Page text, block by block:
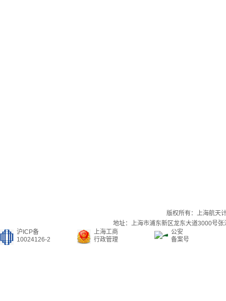
版权所有：上海航天
地址：上海市浦东新区龙东大道3000号
沪ICP备
10024126-2
上海工商
行政管理
公安
备案号